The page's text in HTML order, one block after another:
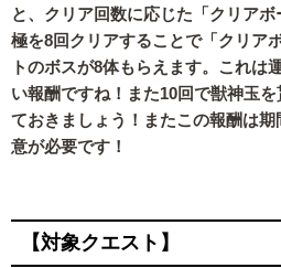
と、クリア回数に応じた「クリア
極を8回クリアすることで「クリア
トのボスが8体もらえます。これは
い報酬ですね！また10回で獣神玉
ておきましょう！またこの報酬は
意が必要です！
【対象クエスト】